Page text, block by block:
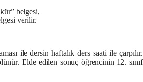
belgesi,
verilir.
ile dersin haftalık ders saati ile çarpılır.
Elde edilen sonuç öğrencinin 12. sınıf